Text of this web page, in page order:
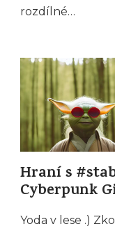
rozdílné…
Hraní s
Cyberpunk
Yoda v lese .)